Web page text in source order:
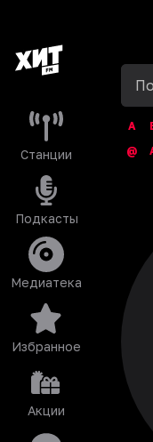
Станции
Подкасты
Медиатека
Избранное
Акции
А
@